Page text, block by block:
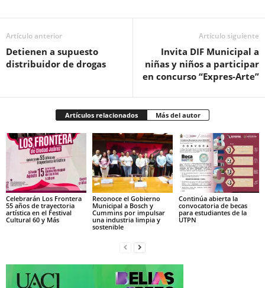
Artículo anterior
Detienen a supuesto
distribuidor de drogas
Artículo siguiente
Invita DIF Municipal a
niñas y niños a participar
en concurso “Expres-Arte”
Artículos relacionados Más del autor
Celebrarán Los Frontera
55 años de trayectoria
artística en el Festival
Cultural 60 y Más
Reconoce el Gobierno
Municipal a Bosch y
Cummins por impulsar
una industria limpia y
sostenible
Continúa abierta la
convocatoria de becas
para estudiantes de la
UTPN